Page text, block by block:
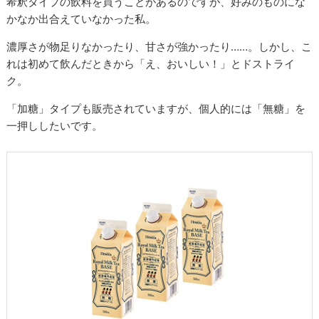
かなか出合えていなかった私。
濃厚さが物足りなかったり、甘さが強かったり……。しかし、こ
れは初めて飲んだときから「え、おいしい！」とドストライ
ク。
「加糖」タイプも販売されていますが、個人的には「無糖」を
一押ししたいです。